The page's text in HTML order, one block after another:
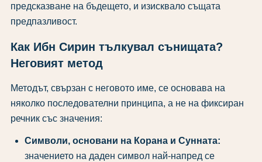
предсказване на бъдещето, и изисквало същата
предпазливост.
Как Ибн Сирин тълкувал сънищата?
Неговият метод
Методът, свързан с неговото име, се основава на
няколко последователни принципа, а не на фиксиран
речник със значения:
Символи, основани на Корана и Сунната:
значението на даден символ най-напред се